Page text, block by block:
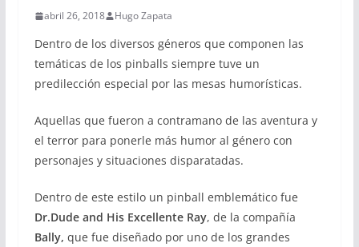
abril 26, 2018 Hugo Zapata
Dentro de los diversos géneros que componen las
temáticas de los pinballs siempre tuve un
predilección especial por las mesas humorísticas.
Aquellas que fueron a contramano de las aventura y
el terror para ponerle más humor al género con
personajes y situaciones disparatadas.
Dentro de este estilo un pinball emblemático fue
Dr.Dude and His Excellente Ray, de la compañía
Bally, que fue diseñado por uno de los grandes